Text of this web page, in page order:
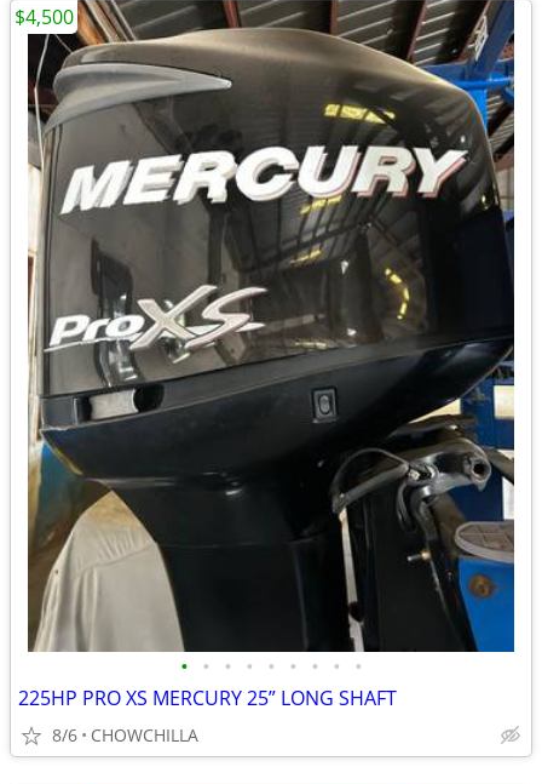
• • • • • • • • •
225HP PRO XS MERCURY 25” LONG SHAFT
8/6 CHOWCHILLA
$4,500